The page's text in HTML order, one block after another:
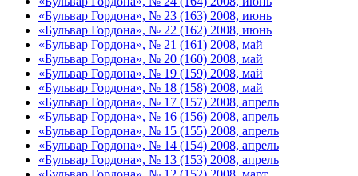
«Бульвар Гордона», № 23 (163) 2008, июнь
«Бульвар Гордона», № 22 (162) 2008, июнь
«Бульвар Гордона», № 21 (161) 2008, май
«Бульвар Гордона», № 20 (160) 2008, май
«Бульвар Гордона», № 19 (159) 2008, май
«Бульвар Гордона», № 18 (158) 2008, май
«Бульвар Гордона», № 17 (157) 2008, апрель
«Бульвар Гордона», № 16 (156) 2008, апрель
«Бульвар Гордона», № 15 (155) 2008, апрель
«Бульвар Гордона», № 14 (154) 2008, апрель
«Бульвар Гордона», № 13 (153) 2008, апрель